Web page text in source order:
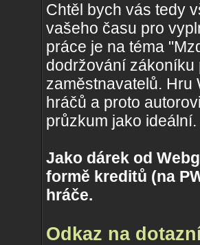
Chtěl bych vás tedy
vašeho času pro
práce je na téma
dodržování zákoníku
zaměstnavatelů. Hru
hráčů a proto
průzkum jako ideální.
Jako dárek od
formě kreditů (na
hráče.
Odkaz na